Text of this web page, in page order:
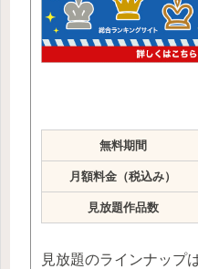
無料期間
月額料金（税込み）
見放題作品数
見放題のラインナップ